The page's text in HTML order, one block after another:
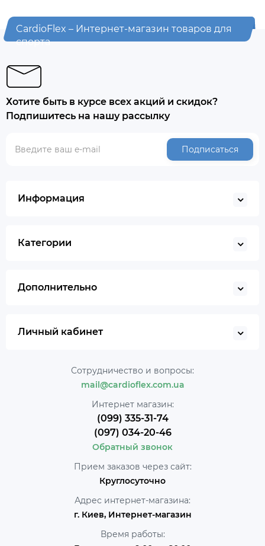
CardioFlex – Интернет-магазин товаров для
спорта
Хотите быть в курсе всех акций и скидок?
Подпишитесь на нашу рассылку
Подписаться
Информация
Категории
Дополнительно
Личный кабинет
Сотрудничество и вопросы:
mail@cardioflex.com.ua
Интернет магазин:
(099) 335-31-74
(097) 034-20-46
Обратный звонок
Прием заказов через сайт:
Круглосуточно
Адрес интернет-магазина:
г. Киев, Интернет-магазин
Время работы: